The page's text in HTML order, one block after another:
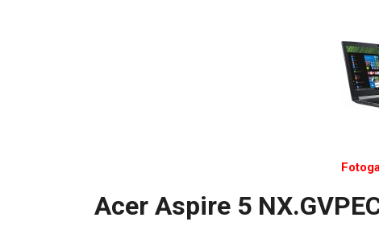
Acer Aspire 5